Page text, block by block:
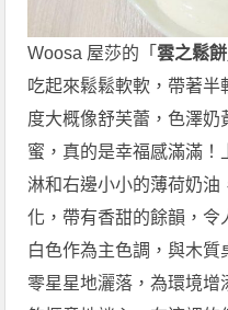
Woosa 屋莎的「雲之鬆餅
吃起來鬆鬆軟軟，帶著
度大概像舒芙蕾，色澤
蜜，真的是幸福感滿滿
淋和右邊小小的薄荷奶油
化，帶有香甜的餘韻，令
白色作為主色調，與木
零星星地灑落，為環境增